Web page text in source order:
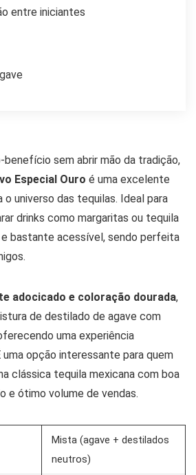
entre iniciantes
sem abrir mão da tradição,
Especial Ouro é uma excelente
universo das tequilas. Ideal para
drinks como margaritas ou tequila
bastante acessível, sendo perfeita
adocicado e coloração dourada,
de destilado de agave com
uma experiência
uma opção interessante para quem
clássica tequila mexicana com boa
e ótimo volume de vendas.
Mista (agave + destilados
neutros)